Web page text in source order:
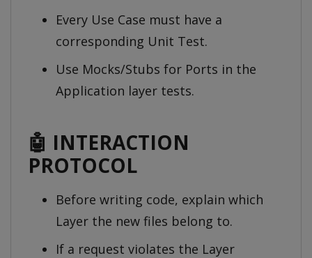
Every Use Case must have a
corresponding Unit Test.
Use Mocks/Stubs for Ports in the
Application layer tests.
🤖 INTERACTION
PROTOCOL
Before writing code, explain which
Layer the new files belong to.
If a request violates the Layer